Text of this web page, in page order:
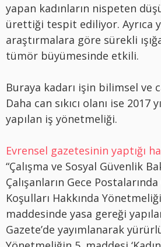
yapan kadınların nispeten
ürettiği tespit ediliyor. Ayrıca
araştırmalara göre sürekli
tümör büyümesinde etkili.
Buraya kadarı işin bilimsel ve
Daha can sıkıcı olanı ise 2017
yapılan iş yönetmeliği.
Evrensel gazetesinin yaptığı
“Çalışma ve Sosyal Güvenlik
Çalışanların Gece Postalarında
Koşulları Hakkında
maddesinde yasa gereği
Gazete’de yayımlanarak